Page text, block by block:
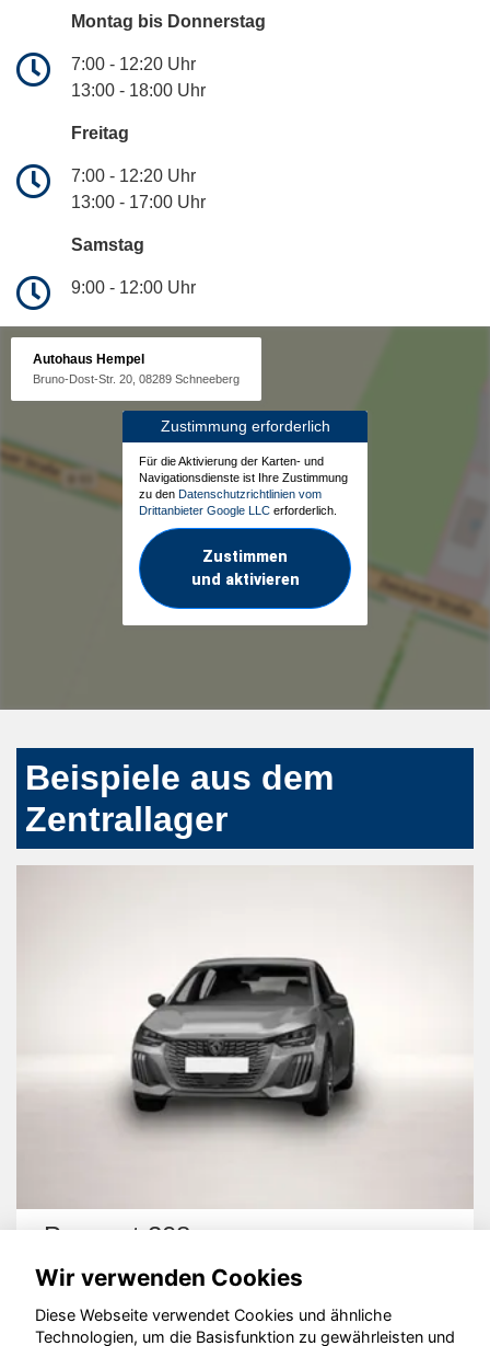
Montag bis Donnerstag
7:00 - 12:20 Uhr
13:00 - 18:00 Uhr
Freitag
7:00 - 12:20 Uhr
13:00 - 17:00 Uhr
Samstag
9:00 - 12:00 Uhr
Autohaus Hempel
Bruno-Dost-Str. 20, 08289 Schneeberg
Zustimmung erforderlich
Für die Aktivierung der Karten- und
Navigationsdienste ist Ihre Zustimmung
zu den Datenschutzrichtlinien vom
Drittanbieter Google LLC erforderlich.
Zustimmen
und aktivieren
Beispiele aus dem
Zentrallager
Peugeot 208
Wir verwenden Cookies
Diese Webseite verwendet Cookies und ähnliche
Technologien, um die Basisfunktion zu gewährleisten und